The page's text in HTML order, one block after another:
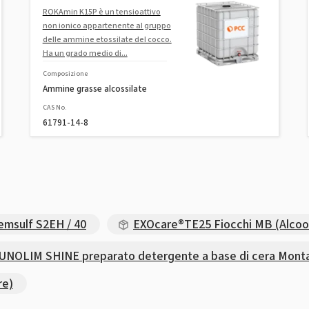
ROKAmin K15P è un tensioattivo
non ionico appartenente al gruppo
delle ammine etossilate del cocco.
Ha un grado medio di...
Composizione
Ammine grasse alcossilate
CAS No.
61791-14-8
S2EH / 40
EXOcare®TE25 Fiocchi MB
SHINE preparato detergente a base di cera